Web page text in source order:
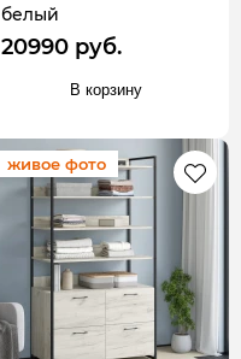
белый
20990 руб.
В корзину
живое фото